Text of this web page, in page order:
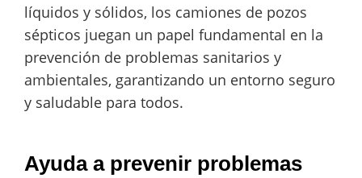
líquidos y sólidos, los camiones de pozos
sépticos juegan un papel fundamental en la
prevención de problemas sanitarios y
ambientales, garantizando un entorno seguro
y saludable para todos.
Ayuda a prevenir problemas